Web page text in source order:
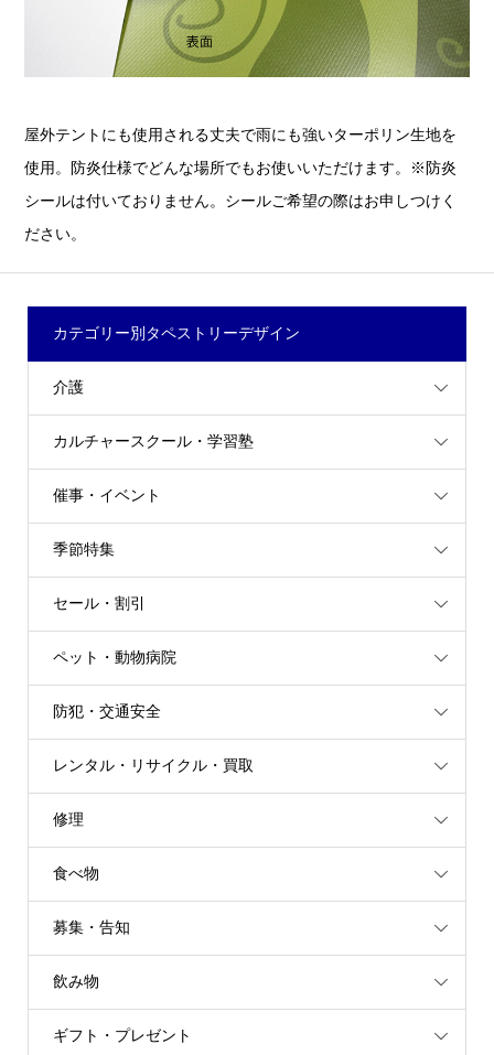
屋外テントにも使用される丈夫で雨にも強いターポリン生地を
使用。防炎仕様でどんな場所でもお使いいただけます。※防炎
シールは付いておりません。シールご希望の際はお申しつけく
ださい。
カテゴリー別タペストリーデザイン
介護
カルチャースクール・学習塾
催事・イベント
季節特集
セール・割引
ペット・動物病院
防犯・交通安全
レンタル・リサイクル・買取
修理
食べ物
募集・告知
飲み物
ギフト・プレゼント